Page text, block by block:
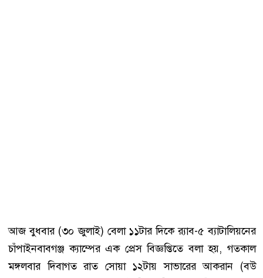
আজ বুধবার (৩০ জুলাই) বেলা ১১টার দিকে র‌্যাব-৫ ব্যাটালিয়নের
চাঁপাইনবাবগঞ্জ ক্যাম্পের এক প্রেস বিজ্ঞপ্তিতে বলা হয়, গতকাল
মঙ্গলবার দিবাগত রাত সোয়া ১২টায় সাভারের আকরান (বউ